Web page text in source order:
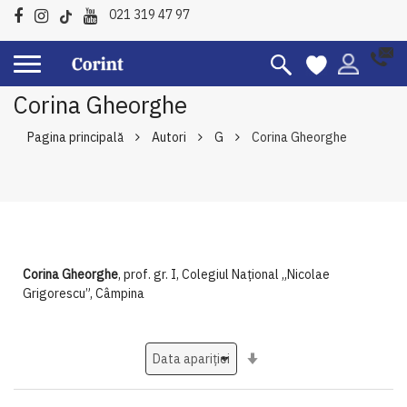
021 319 47 97
Corina Gheorghe
Pagina principală Autori G Corina Gheorghe
Corina Gheorghe, prof. gr. I, Colegiul Național „Nicolae
Grigorescu”, Câmpina